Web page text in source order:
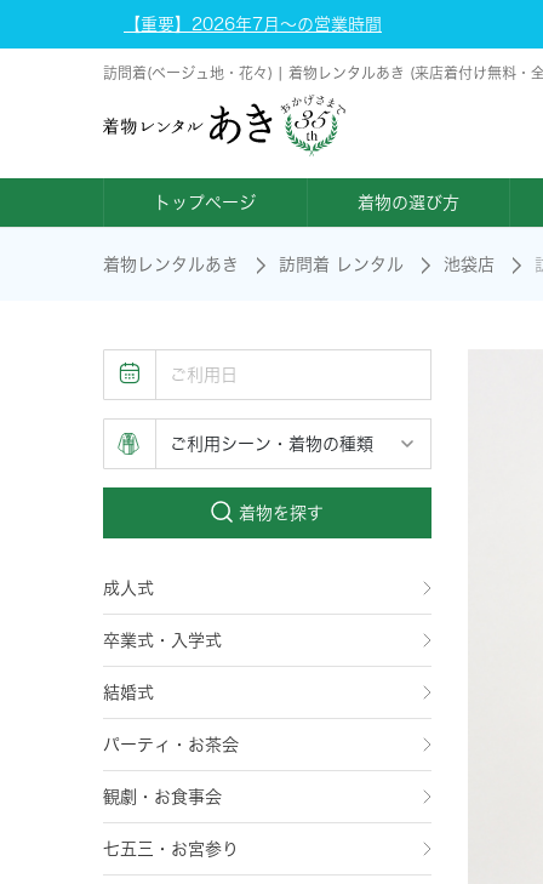
【重要】2026年7月～の営業時間
訪問着(ベージュ地・花々) | 着物レンタルあき (来店着付け無料・
トップページ 着物の選び方
着物レンタルあき 訪問着 レンタル 池袋店
着物を探す
成人式
卒業式・入学式
結婚式
パーティ・お茶会
観劇・お食事会
七五三・お宮参り